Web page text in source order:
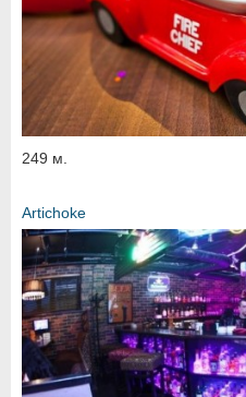
249 м.
Artichoke